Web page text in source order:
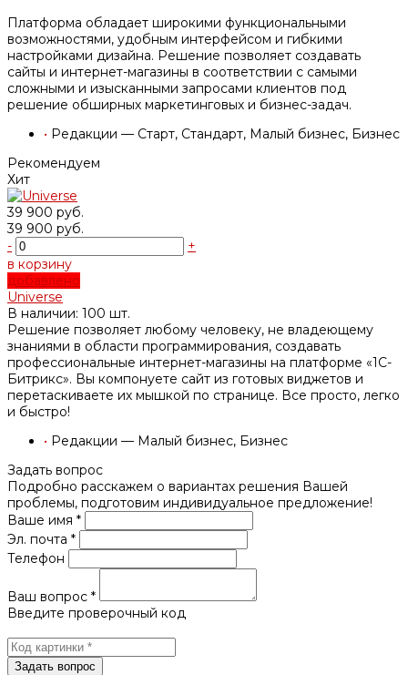
Платформа обладает широкими функциональными
возможностями, удобным интерфейсом и гибкими
настройками дизайна. Решение позволяет создавать
сайты и интернет-магазины в соответствии с самыми
сложными и изысканными запросами клиентов под
решение обширных маркетинговых и бизнес-задач.
• Редакции — Старт, Стандарт, Малый бизнес, Бизнес
Рекомендуем
Хит
39 900 руб.
39 900 руб.
-
+
в корзину
добавлено
Universe
В наличии: 100 шт.
Решение позволяет любому человеку, не владеющему
знаниями в области программирования, создавать
профессиональные интернет-магазины на платформе «1С-
Битрикс». Вы компонуете сайт из готовых виджетов и
перетаскиваете их мышкой по странице. Все просто, легко
и быстро!
• Редакции — Малый бизнес, Бизнес
Задать вопрос
Подробно расскажем о вариантах решения Вашей
проблемы, подготовим индивидуальное предложение!
Ваше имя *
Эл. почта *
Телефон
Ваш вопрос *
Введите проверочный код